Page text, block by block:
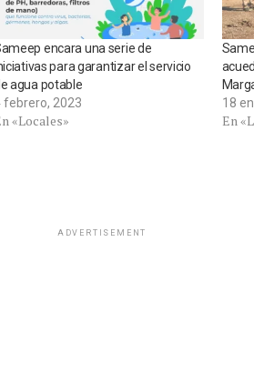
encara una serie de
para garantizar el servicio
agua potable
febrero, 2023
«Locales»
18
En
ADVERTISEMENT